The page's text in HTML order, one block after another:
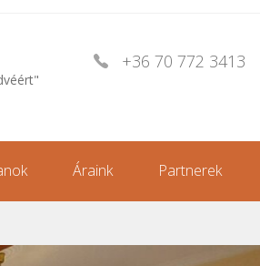
+36 70 772 3413
Áraink Partnerek